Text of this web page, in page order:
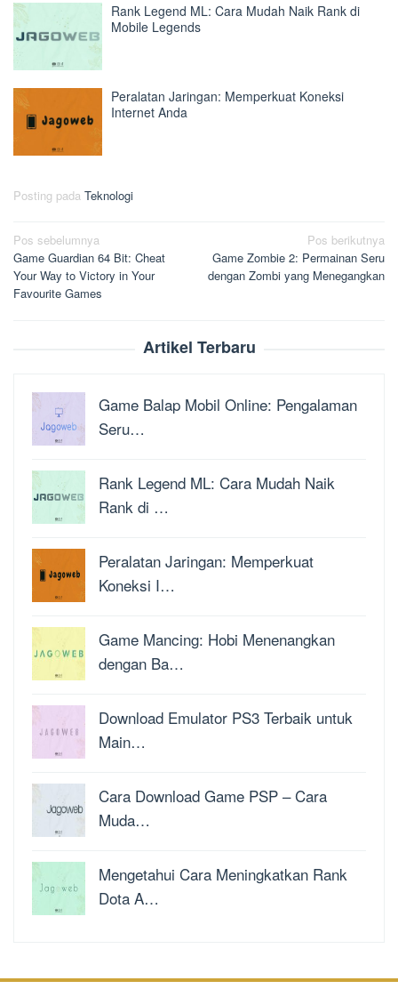
Rank Legend ML: Cara Mudah Naik Rank di
Mobile Legends
Peralatan Jaringan: Memperkuat Koneksi
Internet Anda
Posting pada Teknologi
Navigasi
pos
Pos sebelumnya
Game Guardian 64 Bit: Cheat
Your Way to Victory in Your
Favourite Games
Pos berikutnya
Game Zombie 2: Permainan Seru
dengan Zombi yang Menegangkan
Artikel Terbaru
Game Balap Mobil Online: Pengalaman
Seru…
Rank Legend ML: Cara Mudah Naik
Rank di …
Peralatan Jaringan: Memperkuat
Koneksi I…
Game Mancing: Hobi Menenangkan
dengan Ba…
Download Emulator PS3 Terbaik untuk
Main…
Cara Download Game PSP – Cara
Muda…
Mengetahui Cara Meningkatkan Rank
Dota A…